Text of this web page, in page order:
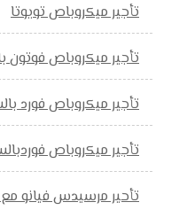
تأجير ميكروباص تويوتا
تأجير ميكروباص فوتون
تأجير ميكروباص فورد
تأجير ميكروباص
تأحير مرسيدس فيانو